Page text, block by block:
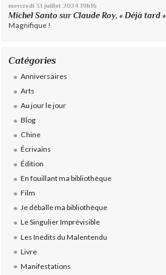
mercredi 31 juillet 2024 19h16
Michel Santo surClaude Roy, « Déjà tard »
Magnifique !
Catégories
Anniversaires
Arts
Au jour le jour
Blog
Chine
Écrivains
Édition
En fouillant ma bibliothèque
Film
Je déballe ma bibliothèque
Le Singulier Imprévisible
Les Inédits du Malentendu
Livre
Manifestations